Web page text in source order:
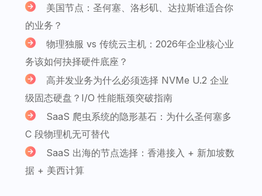
美国节点：圣何塞、洛杉矶、达拉斯谁适合你
的业务？
物理独服 vs 传统云主机：2026年企业核心业
务该如何抉择硬件底座？
高并发业务为什么必须选择 NVMe U.2 企业
级固态硬盘？I/O 性能瓶颈突破指南
SaaS 爬虫系统的隐形基石：为什么圣何塞多
C 段物理机无可替代
SaaS 出海的节点选择：香港接入 + 新加坡数
据 + 美西计算